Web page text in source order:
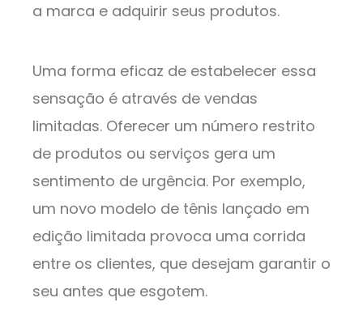
a marca e adquirir seus produtos.
Uma forma eficaz de estabelecer essa
sensação é através de vendas
limitadas. Oferecer um número restrito
de produtos ou serviços gera um
sentimento de urgência. Por exemplo,
um novo modelo de tênis lançado em
edição limitada provoca uma corrida
entre os clientes, que desejam garantir o
seu antes que esgotem.